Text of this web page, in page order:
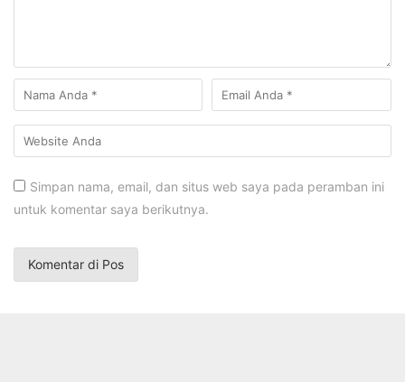
Simpan nama, email, dan situs web saya pada peramban ini
untuk komentar saya berikutnya.